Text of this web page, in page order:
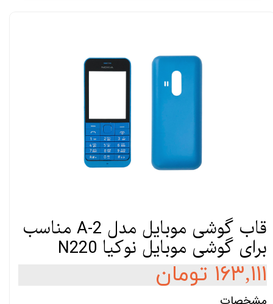
قاب گوشی موبایل مدل A-2 مناسب
برای گوشی موبایل نوکیا N220
۱۶۳,۱۱۱ تومان